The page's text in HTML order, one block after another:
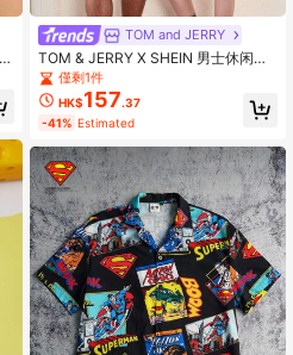
TOM and JERRY
TOM & JERRY X SHEIN 男士休闲宽
松针织汤姆印花灰色 T 恤和短裤 2 件
套家居服套装，情侣款
僅剩1件
HK$157.37
-41% Estimated